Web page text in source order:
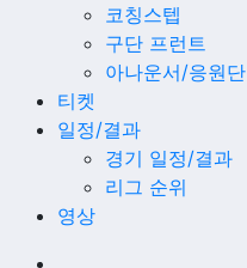
코칭스텝
구단 프런트
아나운서/응원단
티켓
일정/결과
경기 일정/결과
리그 순위
영상